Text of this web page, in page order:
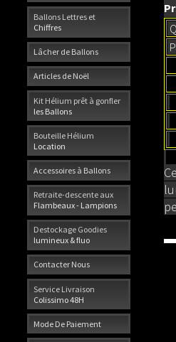
Ballons Lettres et
Chiffres
Lâcher de Ballons
Articles de Noël
Kit Hélium prêt à gonfler
les Ballons
Bouteille Hélium
Location
Accessoires à Ballons
Retraite-descente aux
Flambeaux - Lampions
Destockage Goodies
lumineux & fluo
Contacter Nous
Service Livraison
Colissimo 48H
Mode De Paiement